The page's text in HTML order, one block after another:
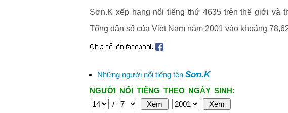
Sơn.K xếp hạng nổi tiếng thứ 4635 trên thế giới và
Tổng dân số của Việt Nam năm 2001 vào khoảng
Những người nổi tiếng tên Sơn.K
NGƯỜI NỔI TIẾNG THEO NGÀY SINH:
/